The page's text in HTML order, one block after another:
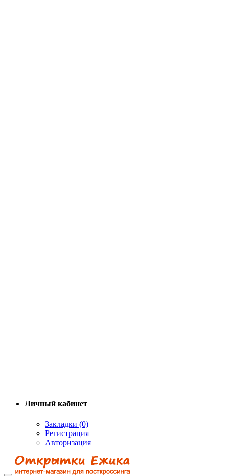
Личный кабинет
Закладки (0)
Регистрация
Авторизация